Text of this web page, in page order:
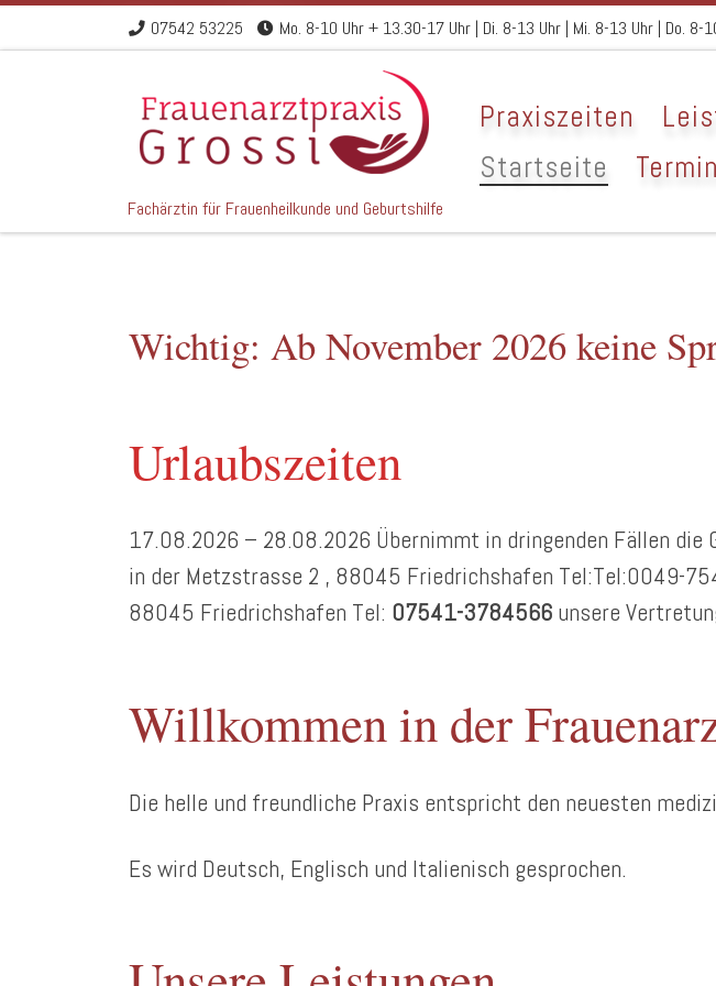
Zum Inhalt springen07542 53225 Mo. 8-10 Uhr + 13.30-17 Uhr | Di. 8-13 Uhr | Mi. 8-13 Uhr | Do. 8-
Fachärztin für Frauenheilkunde und Geburtshilfe
Praxiszeiten
Startseite
Wichtig: Ab November 2026 keine
Urlaubszeiten
17.08.2026 – 28.08.2026 Übernimmt in dringenden Fällen die
in der Metzstrasse 2 , 88045 Friedrichshafen Tel:Tel:0049-
88045 Friedrichshafen Tel: 07541-3784566 unsere
Willkommen in der
Die helle und freundliche Praxis entspricht den neuesten
Es wird Deutsch, Englisch und Italienisch gesprochen.